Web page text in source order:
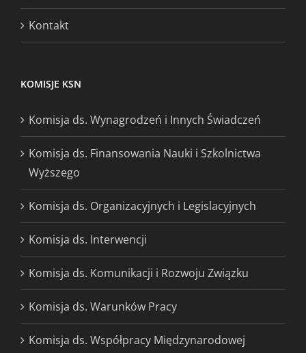
Kontakt
KOMISJE KSN
Komisja ds. Wynagrodzeń i Innych Świadczeń
Komisja ds. Finansowania Nauki i Szkolnictwa
Wyższego
Komisja ds. Organizacyjnych i Legislacyjnych
Komisja ds. Interwencji
Komisja ds. Komunikacji i Rozwoju Związku
Komisja ds. Warunków Pracy
Komisja ds. Współpracy Międzynarodowej